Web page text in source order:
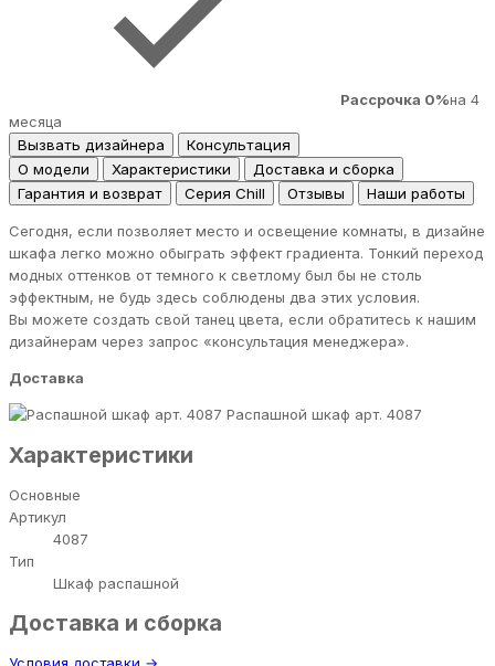
Рассрочка 0%на 4
месяца
Вызвать дизайнера
Консультация
О модели
Характеристики
Доставка и сборка
Гарантия и возврат
Серия Chill Отзывы Наши работы
Сегодня, если позволяет место и освещение комнаты, в дизайне
шкафа легко можно обыграть эффект градиента. Тонкий переход
модных оттенков от темного к светлому был бы не столь
эффектным, не будь здесь соблюдены два этих условия.
Вы можете создать свой танец цвета, если обратитесь к нашим
дизайнерам через запрос «консультация менеджера».
Доставка
Распашной шкаф арт. 4087
Характеристики
Основные
Артикул
4087
Тип
Шкаф распашной
Доставка и сборка